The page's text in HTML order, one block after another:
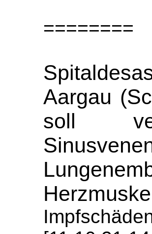
========
Aargau
soll